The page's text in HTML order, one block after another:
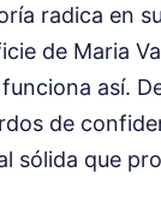
radica en
de Maria
así.
de
sólida que